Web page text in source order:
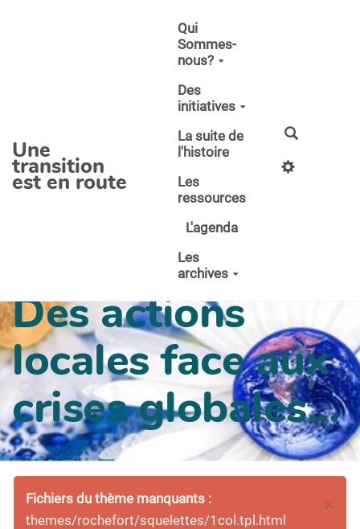
Une
transition
est en route
Qui
Sommes-
nous?
Des
initiatives
La suite de
l'histoire
Les
ressources
L'agenda
Les
archives
Des actions
locales face aux
crises globales...
×
Fichiers du thème manquants :
themes/rochefort/squelettes/1col.tpl.html